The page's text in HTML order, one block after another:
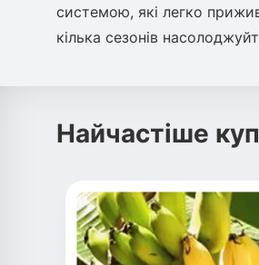
системою, які легко
кілька сезонів
Найчастіше